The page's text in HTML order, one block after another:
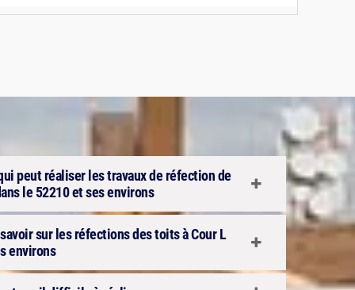
peut réaliser les travaux de réfection de
le 52210 et ses environs
sur les réfections des toits à Cour L
environs